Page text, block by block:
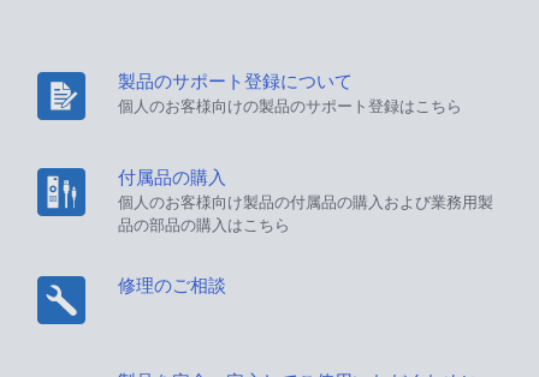
製品のサポート登録について
個人のお客様向けの製品のサポート登録はこちら
付属品の購入
個人のお客様向け製品の付属品の購入および業務用製
品の部品の購入はこちら
修理のご相談